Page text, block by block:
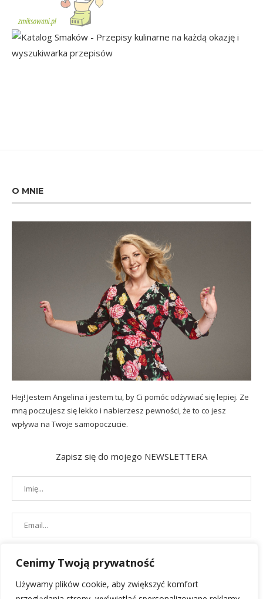
Cenimy Twoją prywatność
Używamy plików cookie, aby zwiększyć komfort
O MNIE
Hej! Jestem Angelina i jestem tu, by Ci pomóc odżywiać się lepiej. Ze
mną poczujesz się lekko i nabierzesz pewności, że to co jesz
wpływa na Twoje samopoczucie.
Zapisz się do mojego NEWSLETTERA